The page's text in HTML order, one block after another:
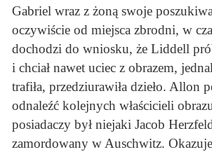
Gabriel wraz z żoną swoje
oczywiście od miejsca zbrodni, w
dochodzi do wniosku, że Liddell
i chciał nawet uciec z obrazem,
trafiła, przedziurawiła dzieło. Allon
odnaleźć kolejnych właścicieli
posiadaczy był niejaki Jacob
zamordowany w Auschwitz. Okazuje